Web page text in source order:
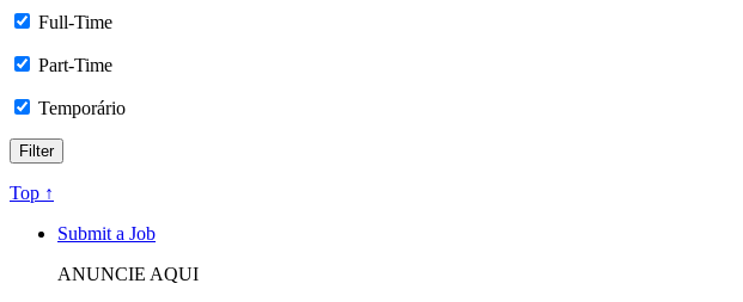
Full-Time
Part-Time
Temporário
Top ↑
Submit a Job
ANUNCIE AQUI